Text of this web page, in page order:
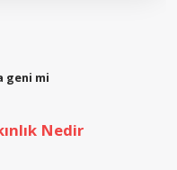
geni mi
Nedir